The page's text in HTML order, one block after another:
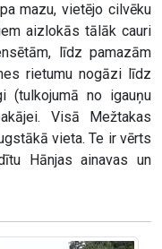
mazu, vietējo cilvēku
aizlokās tālāk cauri
līdz pamazām
rietumu nogāzi līdz
(tulkojumā no igauņu
Visā Mežtakas
vieta. Te ir vērts
Hānjas ainavas un